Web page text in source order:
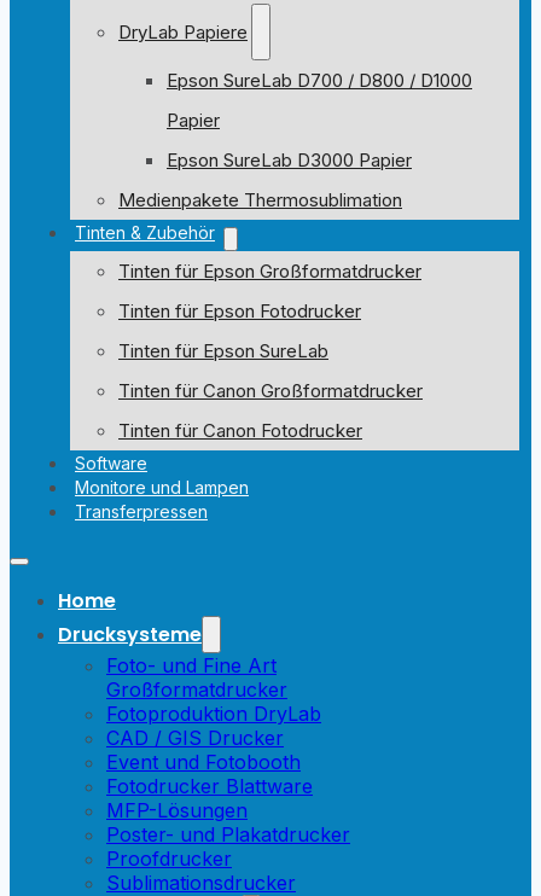
DryLab Papiere
Epson SureLab D700 / D800 / D1000
Papier
Epson SureLab D3000 Papier
Medienpakete Thermosublimation
Tinten & Zubehör
Tinten für Epson Großformatdrucker
Tinten für Epson Fotodrucker
Tinten für Epson SureLab
Tinten für Canon Großformatdrucker
Tinten für Canon Fotodrucker
Software
Monitore und Lampen
Transferpressen
Home
Drucksysteme
Foto- und Fine Art
Großformatdrucker
Fotoproduktion DryLab
CAD / GIS Drucker
Event und Fotobooth
Fotodrucker Blattware
MFP-Lösungen
Poster- und Plakatdrucker
Proofdrucker
Sublimationsdrucker